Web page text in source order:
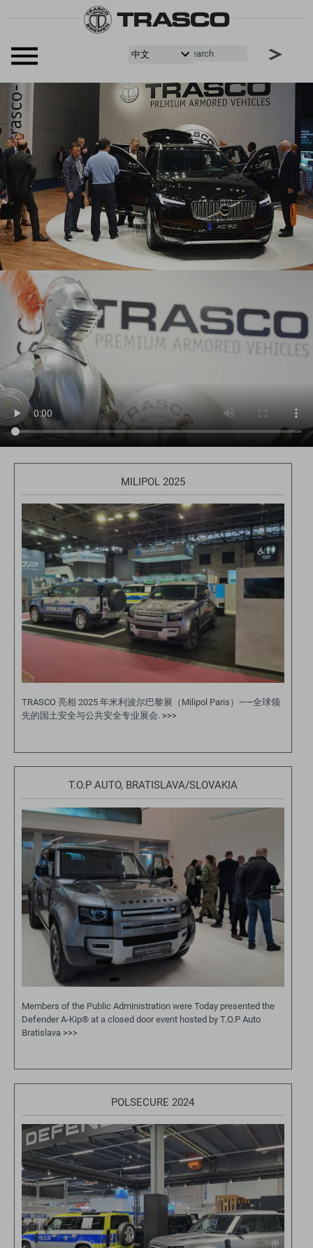
MILIPOL 2025
TRASCO 亮相 2025 年米利波尔巴黎展（Milipol Paris）——全球领
先的国土安全与公共安全专业展会. >>>
T.O.P AUTO, BRATISLAVA/SLOVAKIA
Members of the Public Administration were Today presented the
Defender A-Kip® at a closed door event hosted by T.O.P Auto
Bratislava >>>
POLSECURE 2024